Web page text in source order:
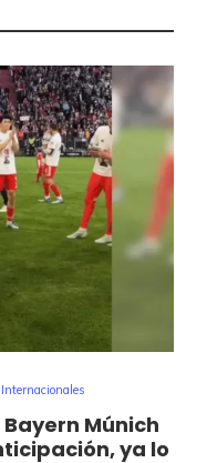
Internacionales
Múnich
ya lo